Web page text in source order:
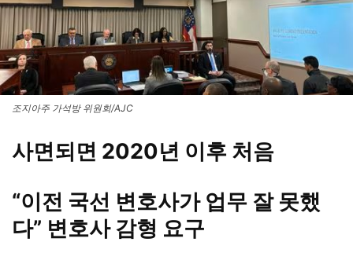
조지아주 가석방 위원회/AJC
사면되면 2020년 이후 처음
“이전 국선 변호사가 업무 잘 못했
다” 변호사 감형 요구